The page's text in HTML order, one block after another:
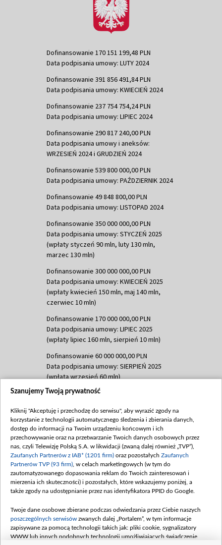
Dofinansowanie 170 151 199,48 PLN
Data podpisania umowy: LUTY 2024
Dofinansowanie 391 856 491,84 PLN
Data podpisania umowy: KWIECIEŃ 2024
Dofinansowanie 237 754 754,24 PLN
Data podpisania umowy: LIPIEC 2024
Dofinansowanie 290 817 240,00 PLN
Data podpisania umowy i aneksów:
WRZESIEŃ 2024 i GRUDZIEŃ 2024
Dofinansowanie 539 800 000,00 PLN
Data podpisania umowy: PAŹDZIERNIK 2024
Dofinansowanie 49 848 800,00 PLN
Data podpisania umowy: LISTOPAD 2024
Dofinansowanie 350 000 000,00 PLN
Data podpisania umowy: STYCZEŃ 2025
(wpłaty styczeń 90 mln, luty 130 mln,
marzec 130 mln)
Dofinansowanie 300 000 000,00 PLN
Data podpisania umowy: KWIECIEŃ 2025
(wpłaty kwiecień 150 mln, maj 140 mln,
czerwiec 10 mln)
Dofinansowanie 170 000 000,00 PLN
Data podpisania umowy: LIPIEC 2025
(wpłaty lipiec 160 mln, sierpień 10 mln)
Dofinansowanie 60 000 000,00 PLN
Data podpisania umowy: SIERPIEŃ 2025
(wpłata wrzesień 60 mln)
Dofinansowanie 635 783 051,21 PLN
(wpłata wrzesień 100 mln, październik 350
mln, listopad 265 mln)
Dofinansowanie 48 862 000,00 PLN
Data podpisania umowy: GRUDZIEŃ 2025
(wpłata grudzień 60,548 mln)
Dofinansowanie 900 000 000,00 PLN
Data podpisania umowy: LUTY 2026 (wpłata
kwiecień 180 mln, 7 maja 180 mln, 8
czerwca 90 mln)
Dofinansowanie 250 000 000,00 PLN
Szanujemy Twoją prywatność
Kliknij "Akceptuję i przechodzę do serwisu", aby wyrazić zgody na
korzystanie z technologii automatycznego śledzenia i zbierania danych,
dostęp do informacji na Twoim urządzeniu końcowym i ich
przechowywanie oraz na przetwarzanie Twoich danych osobowych przez
nas, czyli Telewizję Polską S.A. w likwidacji (zwaną dalej również „TVP”),
Zaufanych Partnerów z IAB* (1201 firm) oraz pozostałych Zaufanych
Partnerów TVP (93 firm) , w celach marketingowych (w tym do
zautomatyzowanego dopasowania reklam do Twoich zainteresowań i
mierzenia ich skuteczności) i pozostałych, które wskazujemy poniżej, a
także zgody na udostępnianie przez nas identyfikatora PPID do Google.
Twoje dane osobowe zbierane podczas odwiedzania przez Ciebie naszych
poszczególnych serwisów zwanych dalej „Portalem”, w tym informacje
zapisywane za pomocą technologii takich jak: pliki cookie, sygnalizatory
WWW lub innych podobnych technologii umożliwiających świadczenie